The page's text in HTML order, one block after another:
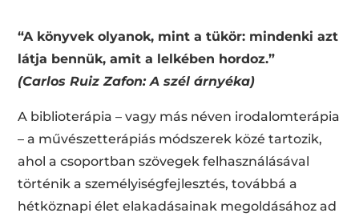
“A könyvek olyanok, mint a tükör: mindenki azt
látja bennük, amit a lelkében hordoz.”
(Carlos Ruiz Zafon: A szél árnyéka)
A biblioterápia – vagy más néven irodalomterápia
– a művészetterápiás módszerek közé tartozik,
ahol a csoportban szövegek felhasználásával
történik a személyiségfejlesztés, továbbá a
hétköznapi élet elakadásainak megoldásához ad